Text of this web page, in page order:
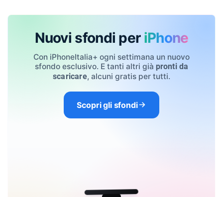
Nuovi sfondi per iPhone
Con iPhoneItalia+ ogni settimana un nuovo
sfondo esclusivo. E tanti altri già pronti da
scaricare, alcuni gratis per tutti.
Scopri gli sfondi